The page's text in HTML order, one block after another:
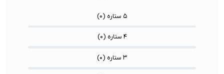
۵ ستاره ( ۰)
۴ ستاره ( ۰)
۳ ستاره ( ۰)